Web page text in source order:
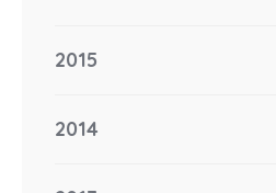
2015
2014